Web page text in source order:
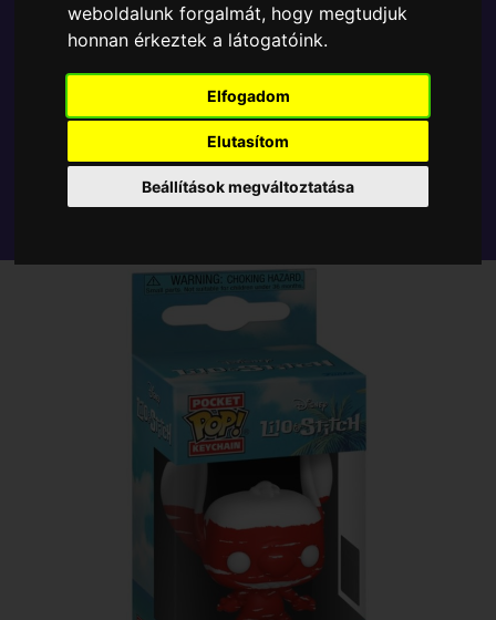
weboldalunk forgalmát, hogy megtudjuk
honnan érkeztek a látogatóink.
Elfogadom
Elutasítom
Beállítások megváltoztatása
Tetszik? Osszd meg másokkal!